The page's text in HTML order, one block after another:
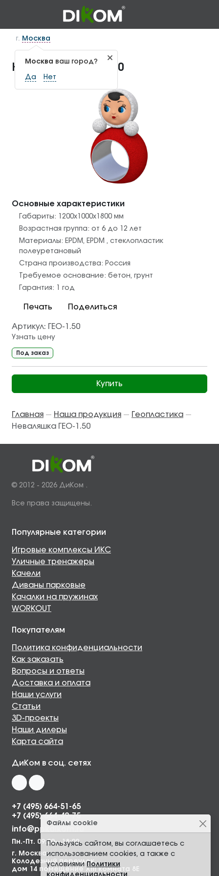
г. Москва
Москва ваш город?
Да Нет
Неваляшка ГЕО-1.50
Основные характеристики
Габариты: 1200х1000х1800 мм
Возрастная группа: от 6 до 12 лет
Материалы: EPDM, EPDM , стеклопластик
полеуретановый
Страна производства: Россия
Требуемое основание: бетон, грунт
Гарантия:
1 год
Печать Поделиться
Артикул: ГЕО-1.50
Узнать цену
Под заказ
Купить
Главная — Наша продукция — Геопластика —
Неваляшка ГЕО-1.50
© 2012 - 2026 ДиКом .
Все права защищены.
Файлы cookie
Пользуясь сайтом, вы соглашаетесь с
использованием cookies, а также с
условиями Политики
конфиденциальности .
Популярные категории
Игровые комплексы ИКС
Уличные тренажеры
Качели
Диваны парковые
Качалки на пружинах
WORKOUT
Покупателям
Политика конфиденциальности
Как заказать
Вопросы и ответы
Доставка и оплата
Наши услуги
Статьи
3D-проекты
Наши дилеры
Карта сайта
ДиКом в соц. сетях
+7 (495) 664-51-65
+7 (495) 664-49-75
info@ppkdikom.ru
Пн.-Пт. 09:00—18:00
г. Москва,
Колодезный переулок,
дом 14 помещение XIII комната 8Е